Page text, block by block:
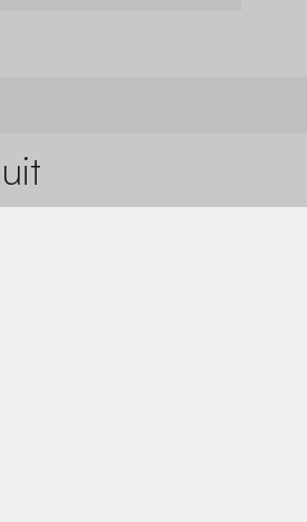
douce et
minimaliste en
salon, une
illumine
chaleureuse
sol rend
: un simple
réconfortante
vos